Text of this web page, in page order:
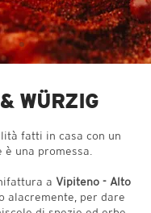
WÜRZIG
fatti in casa con un
è una promessa.
a Vipiteno - Alto
alacremente, per dare